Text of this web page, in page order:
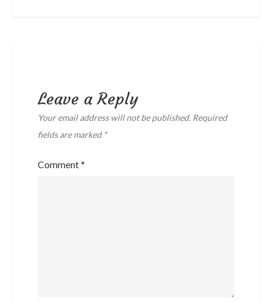
Leave a Reply
Your email address will not be published. Required
fields are marked *
Comment*